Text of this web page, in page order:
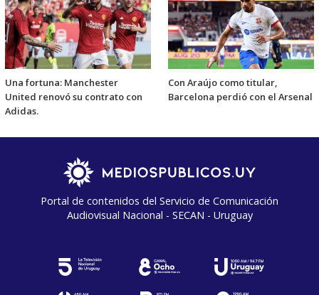
Una fortuna: Manchester
United renovó su contrato con
Adidas.
Con Araújo como titular,
Barcelona perdió con el Arsenal
Portal de contenidos del Servicio de Comunicación
Audiovisual Nacional - SECAN - Uruguay